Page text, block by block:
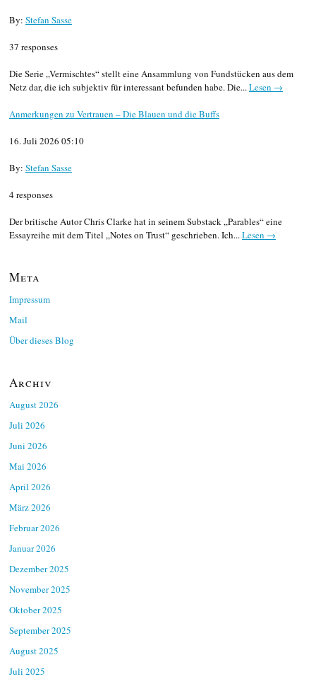
By: Stefan Sasse
37 responses
Die Serie „Vermischtes“ stellt eine Ansammlung von Fundstücken aus dem
Netz dar, die ich subjektiv für interessant befunden habe. Die... Lesen →
Anmerkungen zu Vertrauen – Die Blauen und die Buffs
16. Juli 2026 05:10
By: Stefan Sasse
4 responses
Der britische Autor Chris Clarke hat in seinem Substack „Parables“ eine
Essayreihe mit dem Titel „Notes on Trust“ geschrieben. Ich... Lesen →
Meta
Impressum
Mail
Über dieses Blog
Archiv
August 2026
Juli 2026
Juni 2026
Mai 2026
April 2026
März 2026
Februar 2026
Januar 2026
Dezember 2025
November 2025
Oktober 2025
September 2025
August 2025
Juli 2025